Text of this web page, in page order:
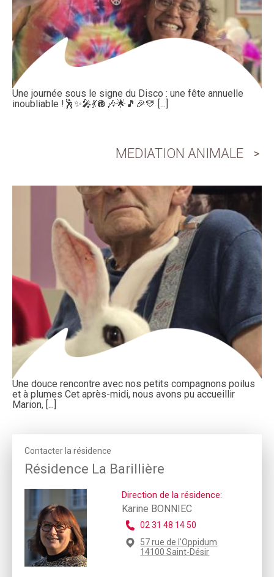
Une journée sous le signe du Disco : une fête annuelle
inoubliable !🕺✨🎤💃🪩🎶🌟🎵🎉💛 [...]
MEDIATION ANIMALE
Une douce rencontre avec nos petits compagnons poilus
et à plumes Cet après-midi, nous avons pu accueillir
Marion, [...]
Contacter la résidence
Résidence La Barillière
Direction de la résidence:
Karine BONNIEC
02 31 48 14 50
57 rue de l'Oppidum
14100 Saint-Désir